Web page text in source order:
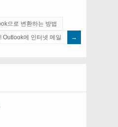
으로 변환하는 방법
Outlook에 인터넷 메일